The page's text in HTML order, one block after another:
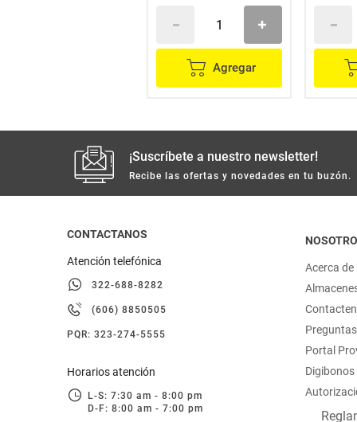
Agregar
¡Suscríbete a nuestro newsletter!
Recibe las ofertas y novedades en tu buzón.
CONTACTANOS
Atención telefónica
322-688-8282
(606) 8850505
PQR: 323-274-5555
Horarios atención
L-S: 7:30 am - 8:00 pm
D-F: 8:00 am - 7:00 pm
Acerca
Portal
Digibonos